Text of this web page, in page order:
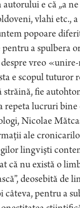
e că „a
vlahi etc., a
popoare
a spulbera
vreo «unire-
e scopul tuturor
străină, fie
repeta lucruri bine
Nicolae
ale
lingvişti
că nu există o
deosebită de
câteva, pentru a